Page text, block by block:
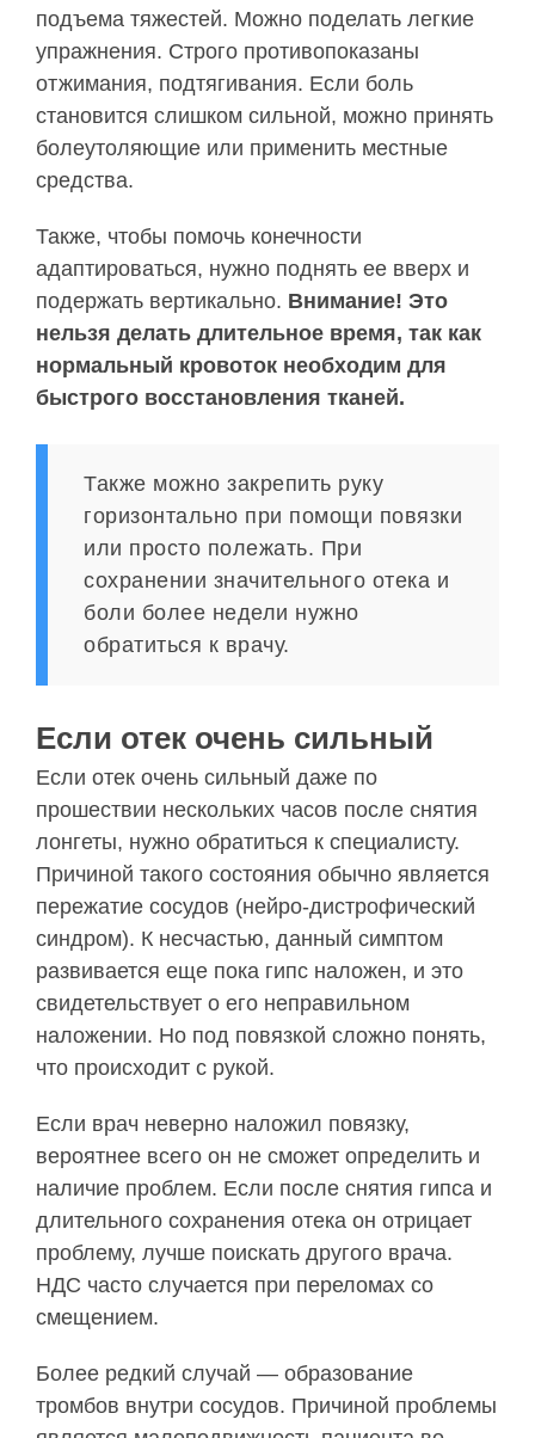
подъема тяжестей. Можно поделать легкие
упражнения. Строго противопоказаны
отжимания, подтягивания. Если боль
становится слишком сильной, можно принять
болеутоляющие или применить местные
средства.
Также, чтобы помочь конечности
адаптироваться, нужно поднять ее вверх и
подержать вертикально. Внимание! Это
нельзя делать длительное время, так как
нормальный кровоток необходим для
быстрого восстановления тканей.
Также можно закрепить руку
горизонтально при помощи повязки
или просто полежать. При
сохранении значительного отека и
боли более недели нужно
обратиться к врачу.
Если отек очень сильный
Если отек очень сильный даже по
прошествии нескольких часов после снятия
лонгеты, нужно обратиться к специалисту.
Причиной такого состояния обычно является
пережатие сосудов (нейро-дистрофический
синдром). К несчастью, данный симптом
развивается еще пока гипс наложен, и это
свидетельствует о его неправильном
наложении. Но под повязкой сложно понять,
что происходит с рукой.
Если врач неверно наложил повязку,
вероятнее всего он не сможет определить и
наличие проблем. Если после снятия гипса и
длительного сохранения отека он отрицает
проблему, лучше поискать другого врача.
НДС часто случается при переломах со
смещением.
Более редкий случай — образование
тромбов внутри сосудов. Причиной проблемы